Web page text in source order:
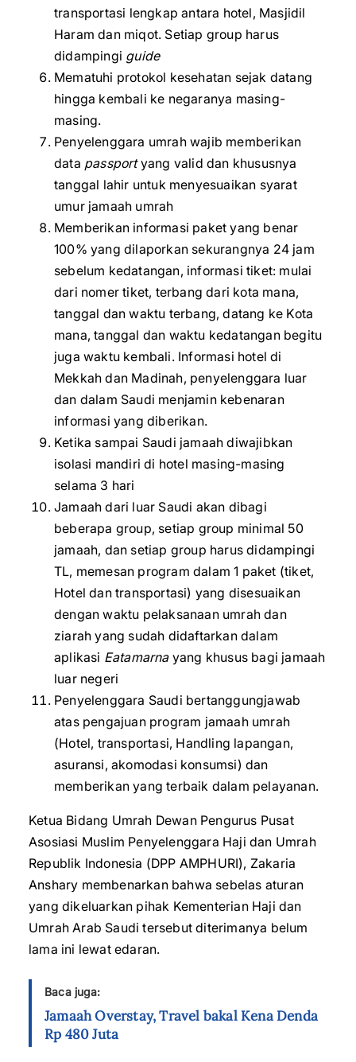
transportasi lengkap antara hotel, Masjidil
Haram dan miqot. Setiap group harus
didampingi guide
Mematuhi protokol kesehatan sejak datang
hingga kembali ke negaranya masing-
masing.
Penyelenggara umrah wajib memberikan
data passportyang valid dan khususnya
tanggal lahir untuk menyesuaikan syarat
umur jamaah umrah
Memberikan informasi paket yang benar
100% yang dilaporkan sekurangnya 24 jam
sebelum kedatangan, informasi tiket: mulai
dari nomer tiket, terbang dari kota mana,
tanggal dan waktu terbang, datang ke Kota
mana, tanggal dan waktu kedatangan begitu
juga waktu kembali. Informasi hotel di
Mekkah dan Madinah, penyelenggara luar
dan dalam Saudi menjamin kebenaran
informasi yang diberikan.
Ketika sampai Saudi jamaah diwajibkan
isolasi mandiri di hotel masing-masing
selama 3 hari
Jamaah dari luar Saudi akan dibagi
beberapa group, setiap group minimal 50
jamaah, dan setiap group harus didampingi
TL, memesan program dalam 1 paket (tiket,
Hotel dan transportasi) yang disesuaikan
dengan waktu pelaksanaan umrah dan
ziarah yang sudah didaftarkan dalam
aplikasi Eatamarnayang khusus bagi jamaah
luar negeri
Penyelenggara Saudi bertanggungjawab
atas pengajuan program jamaah umrah
(Hotel, transportasi, Handling lapangan,
asuransi, akomodasi konsumsi) dan
memberikan yang terbaik dalam pelayanan.
Ketua Bidang Umrah Dewan Pengurus Pusat
Asosiasi Muslim Penyelenggara Haji dan Umrah
Republik Indonesia (DPP AMPHURI), Zakaria
Anshary membenarkan bahwa sebelas aturan
yang dikeluarkan pihak Kementerian Haji dan
Umrah Arab Saudi tersebut diterimanya belum
lama ini lewat edaran.
Baca juga:
Jamaah Overstay, Travel bakal Kena Denda
Rp 480 Juta